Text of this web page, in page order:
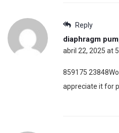
Reply
diaphragm
abril 22, 2025 at
859175
appreciate it for